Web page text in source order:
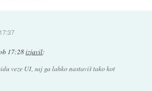
17:28izjavil:
veze UI, saj ga lahko nastaviš tako kot